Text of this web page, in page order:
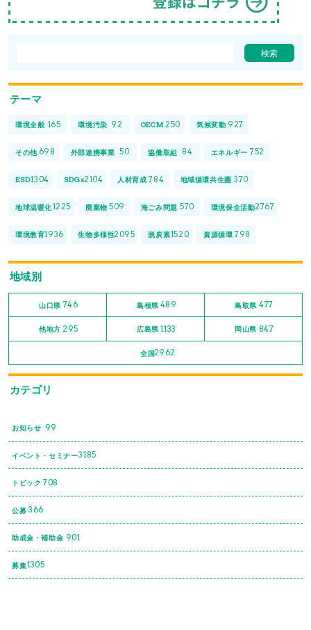
テーマ
環境全般 165 環境汚染 92 OECM 250 気候変動 927
その他 698 外部連携事業 50 協働取組 84 エネルギー 752
ESD1304 SDGs2104 人材育成 784 地域循環共生圏 370
地球温暖化1225 廃棄物 509 海ごみ問題 570 環境保全活動2767
環境教育1936 生物多様性2095 脱炭素1520 資源循環 798
地域別
山口県 746 島根県 489 鳥取県 477
他地方 295 広島県 1133 岡山県 847
全国2962
カテゴリ
お知らせ 99
イベント・セミナー3185
トピック 708
公募 366
助成金・補助金 901
募集1305